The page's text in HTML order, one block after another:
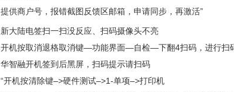
提供商户号，报错截图反馈区邮箱，申请同步，再激活”
新大陆电签扫一扫没反应、扫码摄像头不亮
开机按取消退格取消键—功能界面—自检—下翻4扫码，进行扫
华智融开机签到后黑屏，扫码提示请扫码
“开机按清除键–>硬件测试–>1-单项–>打印机